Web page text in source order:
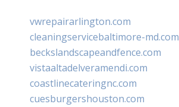
vwrepairarlington.com
cleaningservicebaltimore-md.com
beckslandscapeandfence.com
vistaaltadelveramendi.com
coastlinecateringnc.com
cuesburgershouston.com